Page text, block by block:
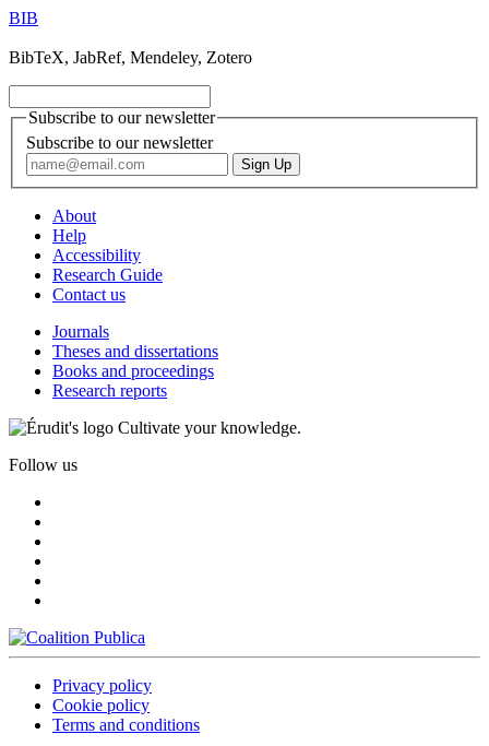
BIB
BibTeX, JabRef, Mendeley, Zotero
Subscribe to our newsletter
Subscribe to our newsletter
About
Help
Accessibility
Research Guide
Contact us
Journals
Theses and dissertations
Books and proceedings
Research reports
Cultivate your knowledge.
Follow us
Privacy policy
Cookie policy
Terms and conditions